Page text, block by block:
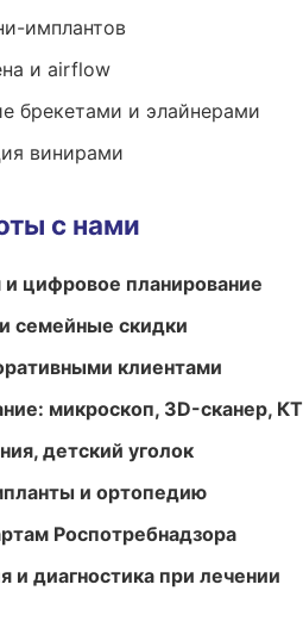
имплантов
и airflow
брекетами и элайнерами
винирами
с нами
цифровое планирование
семейные скидки
клиентами
микроскоп, 3D-сканер, КТ
детский уголок
и ортопедию
Роспотребнадзора
и диагностика при лечении